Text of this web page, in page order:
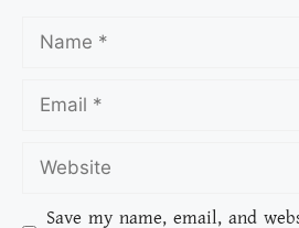
Save my name, email, and